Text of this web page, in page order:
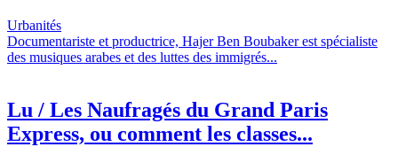
Urbanités
Documentariste et productrice, Hajer Ben Boubaker est spécialiste
des musiques arabes et des luttes des immigrés...
Lu / Les Naufragés du Grand Paris
Express, ou comment les classes...